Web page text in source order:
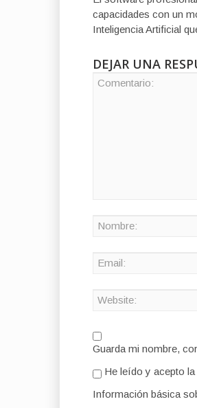
capacidades con un
Inteligencia Artificial
DEJAR UNA
Guarda mi nombre,
He leído y acepto la
Información básica